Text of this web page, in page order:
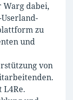
Warg dabei,
zu
und
von